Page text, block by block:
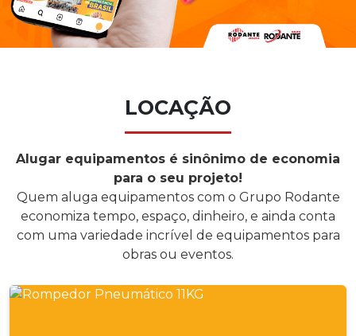
LOCAÇÃO
Alugar equipamentos é sinônimo de economia
para o seu projeto!
Quem aluga equipamentos com o Grupo Rodante
economiza tempo, espaço, dinheiro, e ainda conta
com uma variedade incrível de equipamentos para
obras ou eventos.